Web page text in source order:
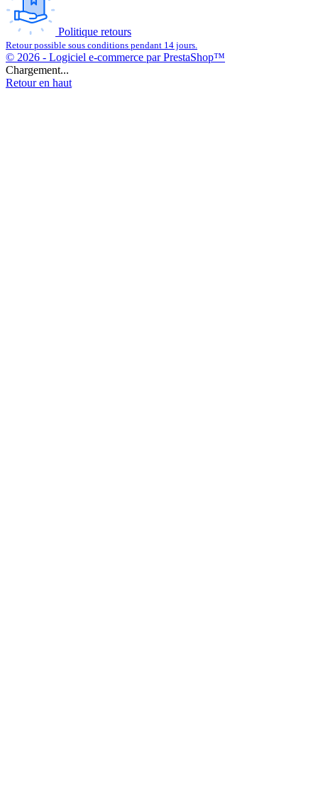
Politique retours
Retour possible sous conditions pendant 14 jours.
© 2026 - Logiciel e-commerce par PrestaShop™
Chargement...
Retour en haut